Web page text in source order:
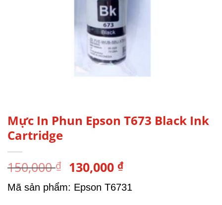
Mực In Phun Epson T673 Black Ink
Cartridge
150,000₫ Giá
là:
130,000 ₫Giá
tại
Mã sản phẩm: Epson T6731